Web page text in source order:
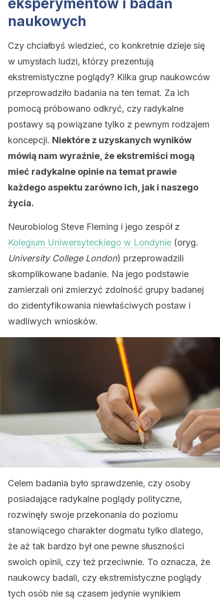
eksperymentów i badań
naukowych
Czy chciałbyś wiedzieć, co konkretnie dzieje się
w umysłach ludzi, którzy prezentują
ekstremistyczne poglądy? Kilka grup naukowców
przeprowadziło badania na ten temat. Za ich
pomocą próbowano odkryć, czy radykalne
postawy są powiązane tylko z pewnym rodzajem
koncepcji. Niektóre z uzyskanych wyników
mówią nam wyraźnie, że ekstremiści mogą
mieć radykalne opinie na temat prawie
każdego aspektu zarówno ich, jak i naszego
życia.
Neurobiolog Steve Fleming i jego zespół z
Kolegium Uniwersyteckiego w Londynie (oryg.
University College London) przeprowadzili
skomplikowane badanie. Na jego podstawie
zamierzali oni zmierzyć zdolność grupy badanej
do zidentyfikowania niewłaściwych postaw i
wadliwych wniosków.
Celem badania było sprawdzenie, czy osoby
posiadające radykalne poglądy polityczne,
rozwinęły swoje przekonania do poziomu
stanowiącego charakter dogmatu tylko dlatego,
że aż tak bardzo był one pewne słuszności
swoich opinii, czy też przeciwnie. To oznacza, że
naukowcy badali, czy ekstremistyczne poglądy
tych osób nie są czasem jedynie wynikiem